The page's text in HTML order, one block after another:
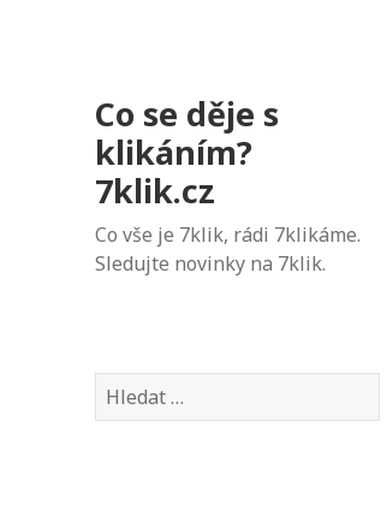
Co se děje s
klikáním?
7klik.cz
Co vše je 7klik, rádi 7klikáme.
Sledujte novinky na 7klik.
V
y